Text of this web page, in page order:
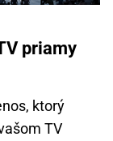
priamy
ktorý
TV